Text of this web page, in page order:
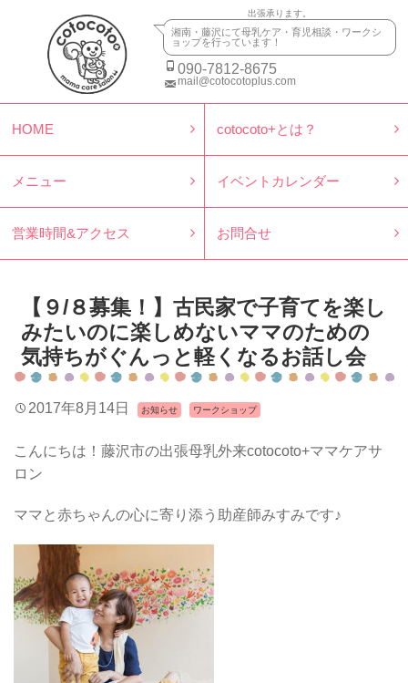
出張承ります。
湘南・藤沢にて母乳ケア・育児相談・ワークシ
ョップを行っています！
090-7812-8675
mail@cotocotoplus.com
HOME cotocoto+とは？
メニュー イベントカレンダー
営業時間&アクセス お問合せ
【９/８募集！】古民家で子育てを楽し
みたいのに楽しめないママのための
気持ちがぐんっと軽くなるお話し会
2017年8月14日 お知らせ ワークショップ
こんにちは！藤沢市の出張母乳外来cotocoto+ママケアサ
ロン
ママと赤ちゃんの心に寄り添う助産師みすみです♪